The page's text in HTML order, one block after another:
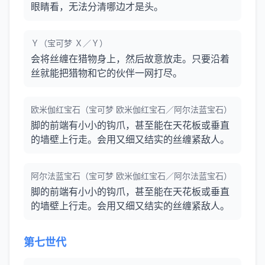
眼睛看，无法分清哪边才是头。
Ｙ（宝可梦 Ｘ／Ｙ）
会将丝缠在猎物身上，然后故意放走。只要沿着
丝就能把猎物和它的伙伴一网打尽。
欧米伽红宝石（宝可梦 欧米伽红宝石／阿尔法蓝宝石）
脚的前端有小小的钩爪，甚至能在天花板或垂直
的墙壁上行走。会用又细又结实的丝缠紧敌人。
阿尔法蓝宝石（宝可梦 欧米伽红宝石／阿尔法蓝宝石）
脚的前端有小小的钩爪，甚至能在天花板或垂直
的墙壁上行走。会用又细又结实的丝缠紧敌人。
第七世代